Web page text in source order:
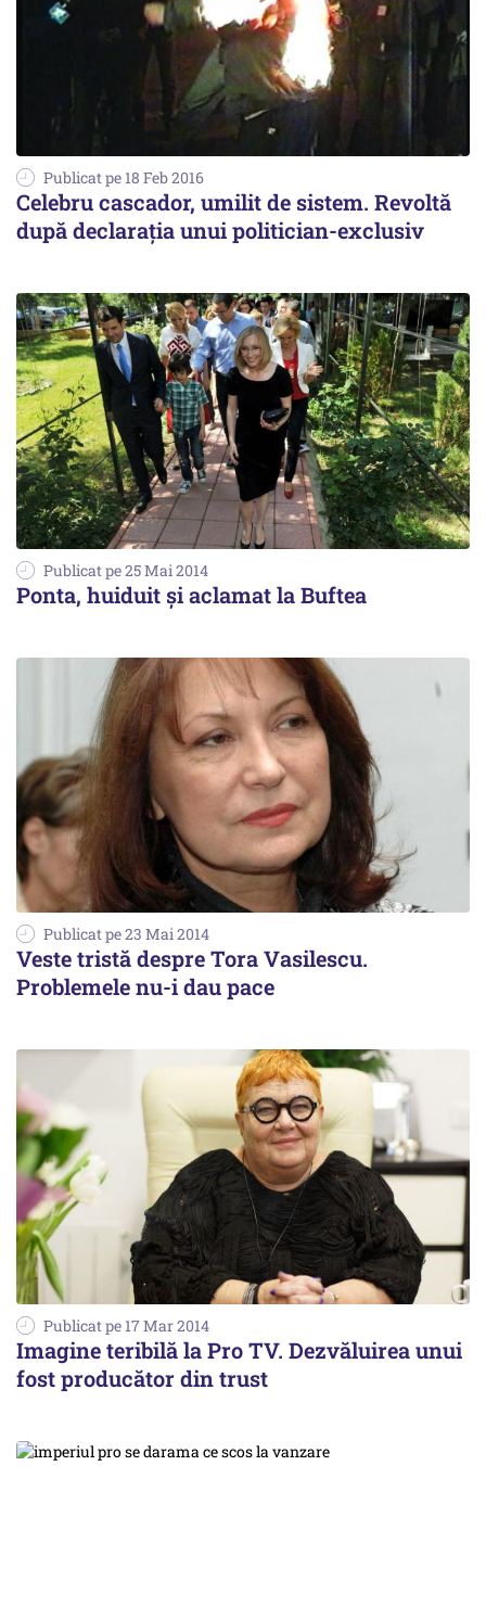
Publicat pe 18 Feb 2016
Celebru cascador, umilit de sistem. Revoltă
după declarația unui politician-exclusiv
Publicat pe 25 Mai 2014
Ponta, huiduit și aclamat la Buftea
Publicat pe 23 Mai 2014
Veste tristă despre Tora Vasilescu.
Problemele nu-i dau pace
Publicat pe 17 Mar 2014
Imagine teribilă la Pro TV. Dezvăluirea unui
fost producător din trust